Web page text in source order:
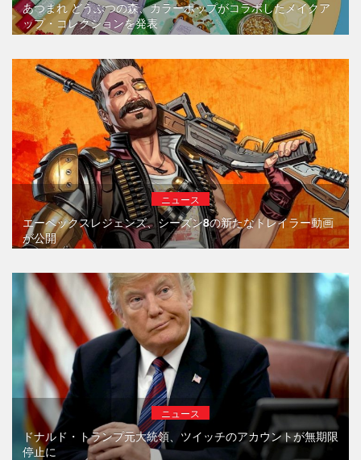
あつまれ どうぶつの森、カラーポップがコラボしたメイクア
ップ・コレクションを発表
ニュース
エーペックスレジェンズ、シーズン8の新たなトレイラー動画
が公開
ニュース
ドナルド・トランプ元大統領、ツイッチのアカウントが無期限
停止に